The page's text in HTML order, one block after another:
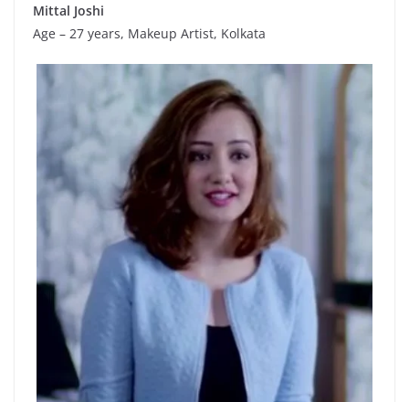
Mittal Joshi
Age – 27 years, Makeup Artist, Kolkata